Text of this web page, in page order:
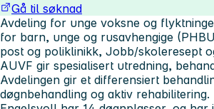
Gå til søknad
Avdeling for unge voksne og
for barn, unge og rusavhengige
post og poliklinikk, Jobb/skoleresept
AUVF gir spesialisert utredning,
Avdelingen gir et differensiert
døgnbehandling og aktiv